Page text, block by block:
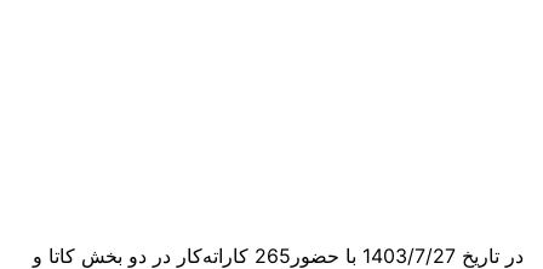
در تاریخ 1403/7/27 با حضور265 کاراته‌کار در دو بخش کاتا و